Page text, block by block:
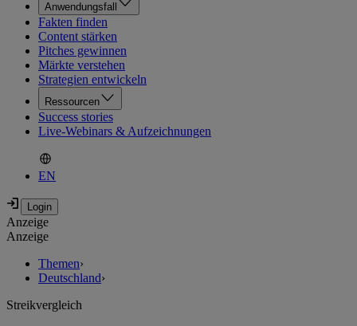
Anwendungsfall
Fakten finden
Content stärken
Pitches gewinnen
Märkte verstehen
Strategien entwickeln
Ressourcen
Success stories
Live-Webinars & Aufzeichnungen
EN
Anzeige
Anzeige
Themen›
Deutschland›
Streikvergleich